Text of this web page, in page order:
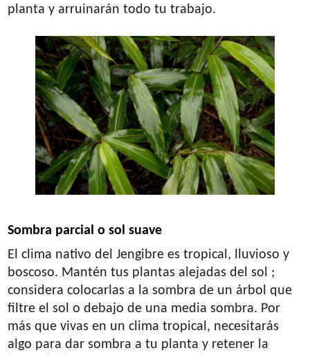
planta y arruinarán todo tu trabajo.
Sombra parcial o sol suave
El clima nativo del Jengibre es tropical, lluvioso y
boscoso. Mantén tus plantas alejadas del sol ;
considera colocarlas a la sombra de un árbol que
filtre el sol o debajo de una media sombra. Por
más que vivas en un clima tropical, necesitarás
algo para dar sombra a tu planta y retener la